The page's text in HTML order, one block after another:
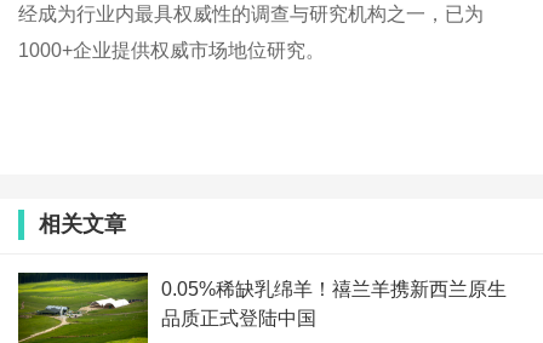
经成为行业内最具权威性的调查与研究机构之一，已为
1000+企业提供权威市场地位研究。
相关文章
0.05%稀缺乳绵羊！禧兰羊携新西兰原生
品质正式登陆中国